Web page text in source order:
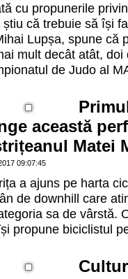
cu propunerile
știu că trebuie să își
Lupșa, spune că
mult decât atât,
de Judo al
această
Matei
09:07:45
a ajuns pe harta
de downhill care
sa de vârstă.
propune biciclistul